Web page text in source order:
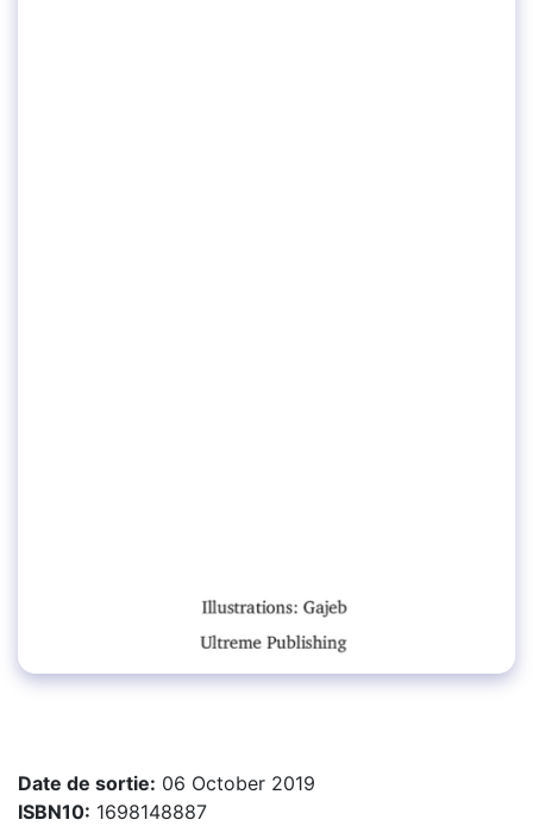
Date de sortie: 06 October 2019
ISBN10: 1698148887